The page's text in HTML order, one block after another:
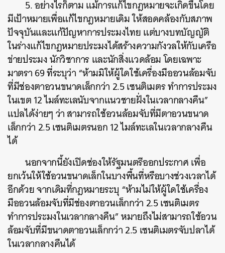
5. อย่างไรก็ตาม แม้การแก้ไขกฎหมายจะเกิดขึ้นโดย
มีเป้าหมายเพื่อแก้ไขกฎหมายเดิม ให้สอดคล้องกับสภาพ
ปัจจุบันและแก้ปัญหาการประมงไทย แต่บางบทบัญญัติ
ในร่างแก้ไขกฎหมายประมงได้สร้างความกังวลให้กับเครือ
ข่ายประมง นักวิชาการ และนักสิ่งแวดล้อม โดยเฉพาะ
มาตรา 69 ที่ระบุว่า “ห้ามมิให้ผู้ใดใช้เครื่องมืออวนล้อมจับ
ที่มีช่องตาอวนขนาดเล็กกว่า 2.5 เซนติเมตร ทำการประมง
ในเขต 12 ไมล์ทะเลนับจากแนวชายฝั่งในเวลากลางคืน”
แปลได้ง่ายๆ ว่า สามารถใช้อวนล้อมจับที่มีตาอวนขนาด
เล็กกว่า 2.5 เซนติเมตรนอก 12 ไมล์ทะเลในเวลากลางคืน
ได้
นอกจากนี้ยังเปิดช่องให้รัฐมนตรีออกประกาศ เพื่อ
ยกเว้นให้ใช้อวนขนาดเล็กในบางพื้นที่หรือบางช่วงเวลาได้
อีกด้วย จากเดิมที่กฎหมายระบุ “ห้ามไม่ให้ผู้ใดใช้เครื่อง
มืออวนล้อมจับที่มีช่องตาอวนเล็กกว่า 2.5 เซนติเมตร
ทำการประมงในเวลากลางคืน” หมายถึงไม่สามารถใช้อวน
ล้อมจับที่มีขนาดตาอวนเล็กกว่า 2.5 เซนติเมตรจับปลาได้
ในเวลากลางคืนได้